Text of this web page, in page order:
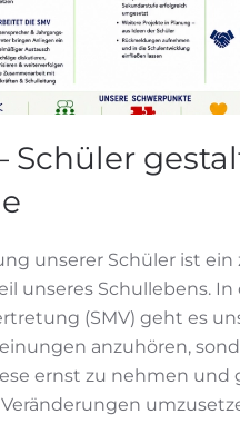
Schüler
unserer Schüler ist ein
unseres Schullebens. In
(SMV) geht es
anzuhören,
ernst zu nehmen und